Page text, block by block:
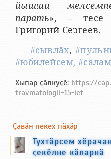
йышши
парать», – тесе
Григорий Сергеев.
#сывлӑх,
#юбилейсем,
Хыпар ҫӑлкуҫӗ: https://
travmatologii-15-let
Ҫавӑн пекех пӑхӑр
Тухтӑрсем
ҫекӗлне кӑларнӑ